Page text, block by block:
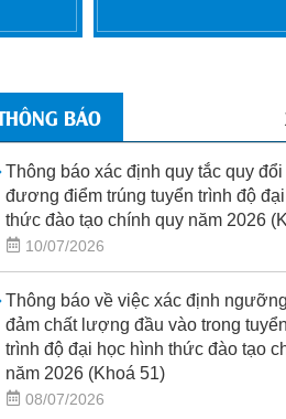
BÁO
Thông báo xác định quy tắc quy
đương điểm trúng tuyển trình độ
thức đào tạo chính quy năm 2026
10/07/2026
Thông báo về việc xác định
đảm chất lượng đầu vào trong
trình độ đại học hình thức đào tạo
năm 2026 (Khoá 51)
08/07/2026